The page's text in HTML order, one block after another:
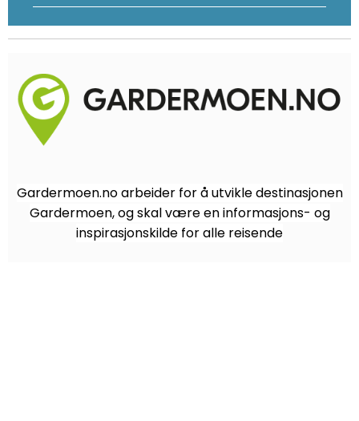
Gardermoen.no arbeider for å utvikle destinasjonen
Gardermoen, og skal være en informasjons- og
inspirasjonskilde for alle reisende